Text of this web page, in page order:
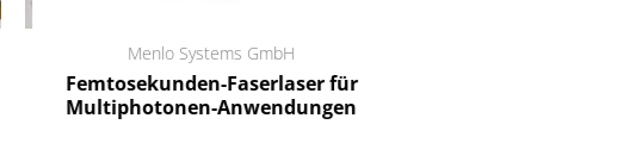
Menlo Systems GmbH
Femtosekunden-Faserlaser für
Multiphotonen-Anwendungen